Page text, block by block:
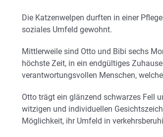
Die Katzenwelpen durften in einer
soziales Umfeld gewohnt.
Mittlerweile sind Otto und Bibi sechs
höchste Zeit, in ein endgültiges
verantwortungsvollen Menschen,
Otto trägt ein glänzend schwarzes Fell
witzigen und individuellen
Möglichkeit, ihr Umfeld in